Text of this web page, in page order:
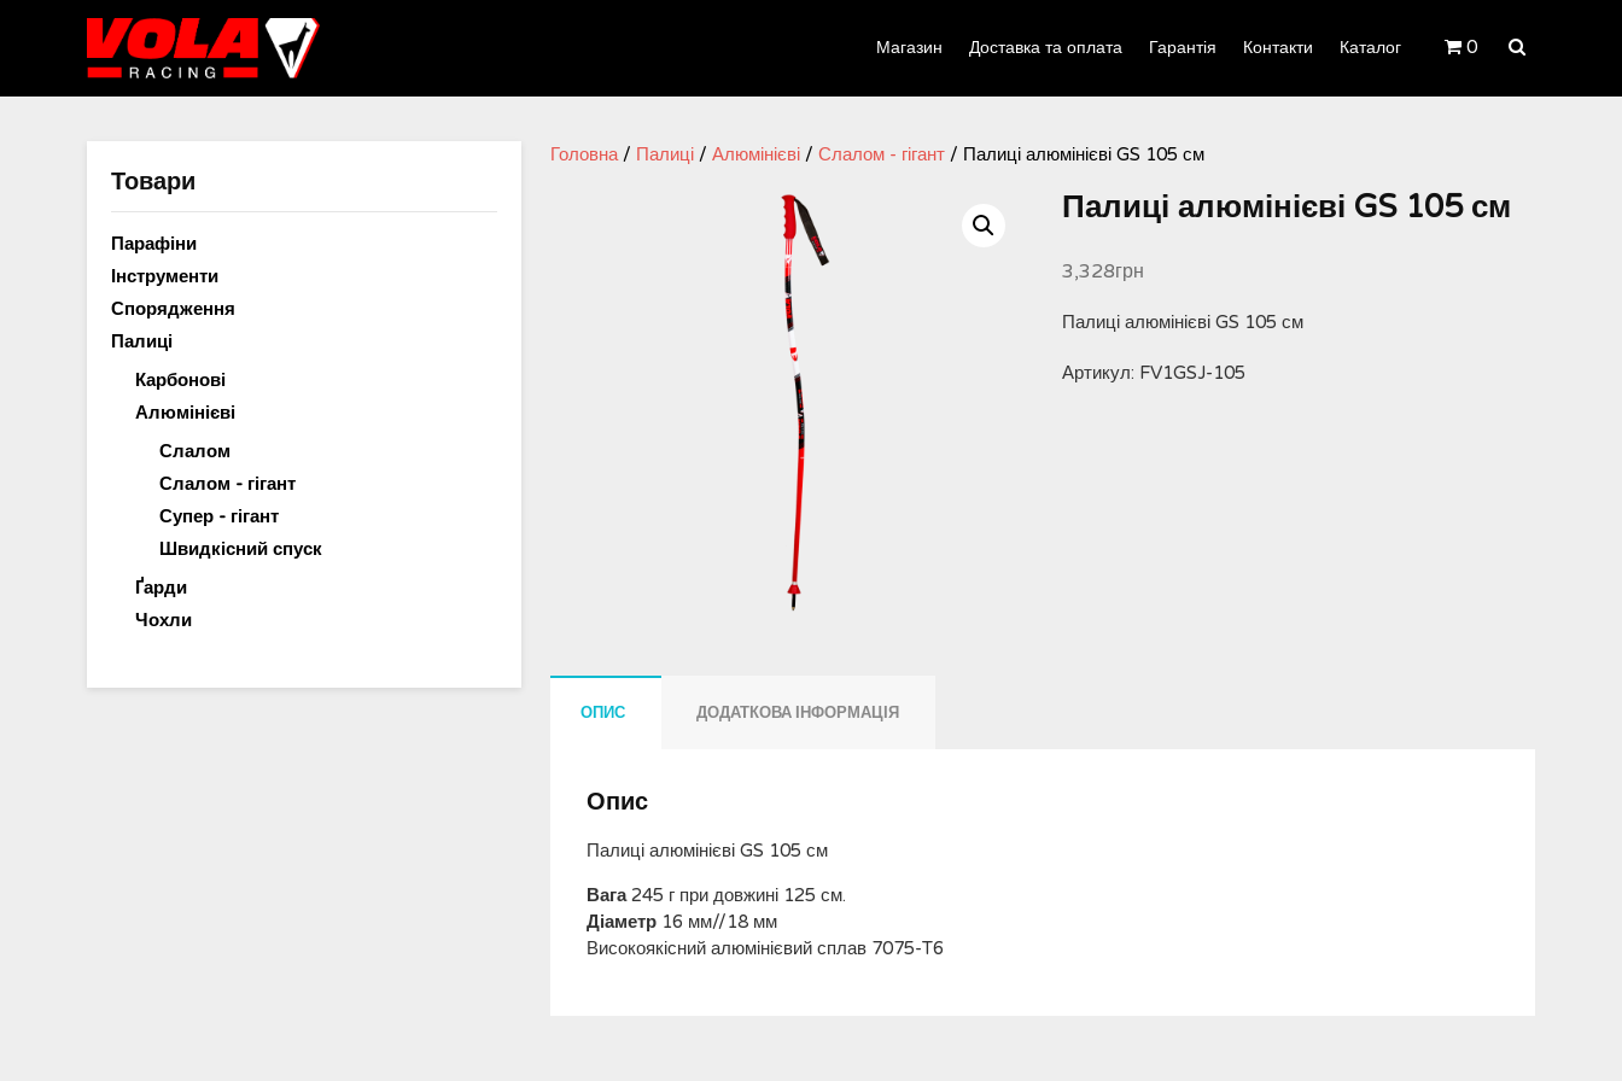
Магазин Доставка та оплата Гарантія Контакти Каталог 0
Головна/ Палиці / Алюмінієві / Слалом - гігант / Палиці алюмінієві GS 105 см
Палиці алюмінієві GS 105 см
3,328грн
Палиці алюмінієві GS 105 см
Артикул: FV1GSJ-105
ОПИС ДОДАТКОВА ІНФОРМАЦІЯ
Опис
Палиці алюмінієві GS 105 см
Вага245 г при довжині 125 см.
Діаметр 16 мм//18 мм
Високоякісний алюмінієвий сплав 7075-T6
Товари
Парафіни
Інструменти
Спорядження
Палиці
Карбонові
Алюмінієві
Слалом
Слалом - гігант
Супер - гігант
Швидкісний спуск
Ґарди
Чохли